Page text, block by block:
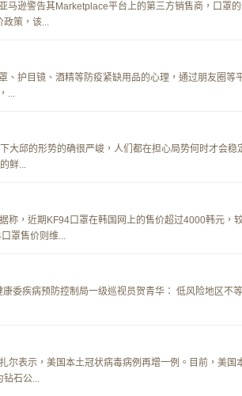
马逊警告其Marketplace平台上的第三方销售商，口罩
政策，该...
、护目镜、酒精等防疫紧缺用品的心理，通过朋友圈等
...
大邱的形势的确很严峻，人们都在担心局势何时才会稳
鲜...
称，近期KF94口罩在韩国网上的售价超过4000韩元，
罩售价则维...
委疾病预防控制局一级巡视员贺青华： 低风险地区不
尔表示，美国本土冠状病毒病例再增一例。目前，美国
钻石公...